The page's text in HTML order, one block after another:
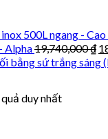
500L ngang -
Alpha19,740,000₫
bằng sứ trắng sáng
duy nhất